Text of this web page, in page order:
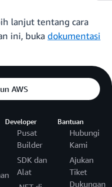
lanjut tentang cara
ini, buka dokumentasi
AWS
Developer
Pusat
Builder
SDK dan
Alat
Bantuan
Hubungi
Kami
Ajukan
Tiket
Dukungan